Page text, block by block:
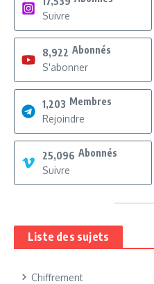
Suivre
8,922 Abonnés
S'abonner
1,203 Membres
Rejoindre
25,096 Abonnés
Suivre
Liste des sujets
Chiffrement